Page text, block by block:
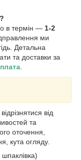
в термін — 1-2
ми
Детальна
та доставки за
від
та
оточення,
кута огляду.